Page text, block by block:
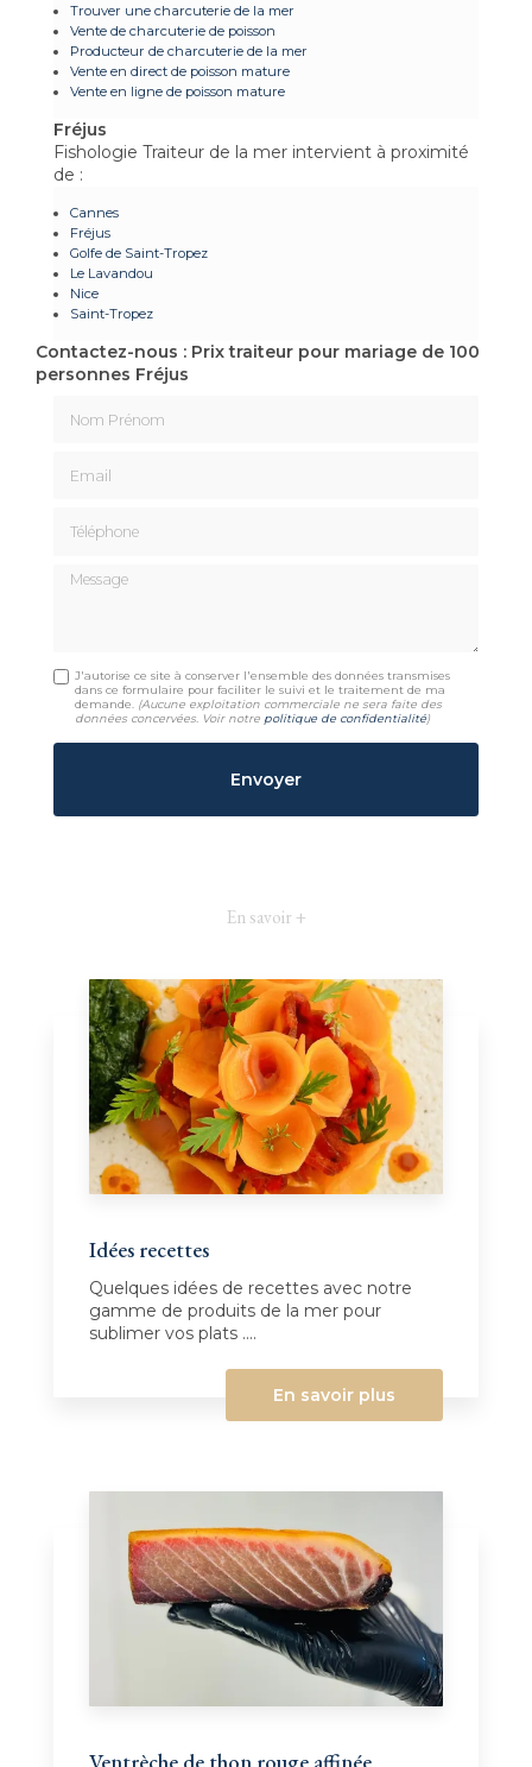
Trouver une charcuterie de la mer
Vente de charcuterie de poisson
Producteur de charcuterie de la mer
Vente en direct de poisson mature
Vente en ligne de poisson mature
Fréjus
Fishologie Traiteur de la mer intervient à proximité
de :
Cannes
Fréjus
Golfe de Saint-Tropez
Le Lavandou
Nice
Saint-Tropez
Contactez-nous : Prix traiteur pour mariage de 100
personnes Fréjus
Message
J'autorise ce site à conserver l'ensemble des données transmises
dans ce formulaire pour faciliter le suivi et le traitement de ma
demande. (Aucune exploitation commerciale ne sera faite des
données concervées. Voir notre politique de confidentialité)
En savoir +
Idées recettes
Quelques idées de recettes avec notre
gamme de produits de la mer pour
sublimer vos plats ....
En savoir plus